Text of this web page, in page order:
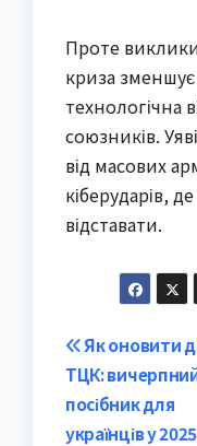
Проте
криза
технологічна
союзників.
від масових
кіберударів,
відставати.
Post
Як оновити
ТЦК:
посібник для
українців у